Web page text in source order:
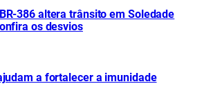
386 altera trânsito em Soledade
os desvios
a fortalecer a imunidade